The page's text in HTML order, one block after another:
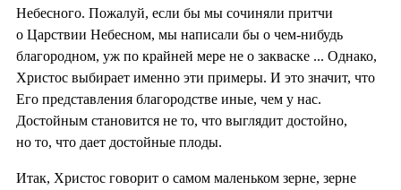
Небесного. Пожалуй, если бы мы сочиняли притчи
о Царствии Небесном, мы написали бы о чем-нибудь
благородном, уж по крайней мере не о закваске ... Однако,
Христос выбирает именно эти примеры. И это значит, что
Его представления благородстве иные, чем у нас.
Достойным становится не то, что выглядит достойно,
но то, что дает достойные плоды.
Итак, Христос говорит о самом маленьком зерне, зерне